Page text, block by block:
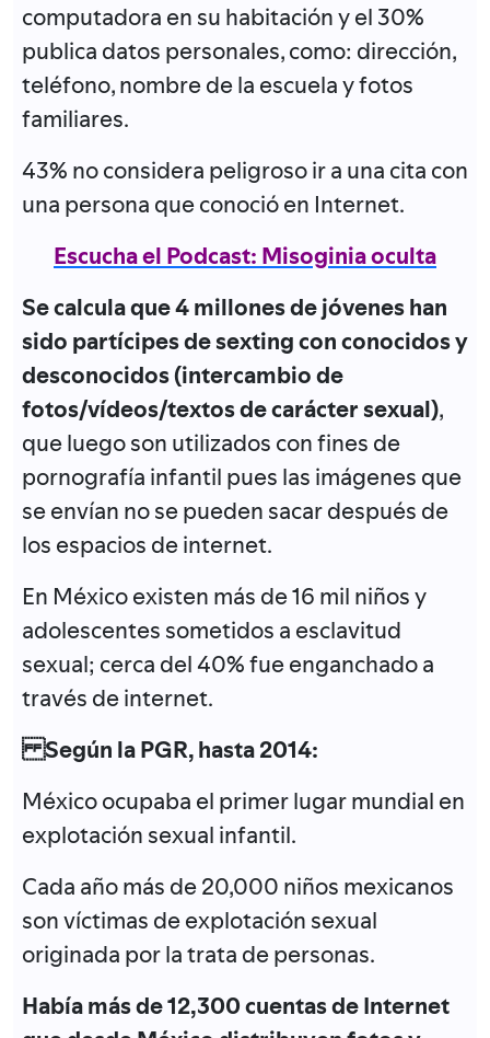
computadora en su habitación y el 30%
publica datos personales, como: dirección,
teléfono, nombre de la escuela y fotos
familiares.
43% no considera peligroso ir a una cita con
una persona que conoció en Internet.
Escucha el Podcast: Misoginia oculta
Se calcula que 4 millones de jóvenes han
sido partícipes de sexting con conocidos y
desconocidos (intercambio de
fotos/vídeos/textos de carácter sexual),
que luego son utilizados con fines de
pornografía infantil pues las imágenes que
se envían no se pueden sacar después de
los espacios de internet.
En México existen más de 16 mil niños y
adolescentes sometidos a esclavitud
sexual; cerca del 40% fue enganchado a
través de internet.
Según la PGR, hasta 2014:
México ocupaba el primer lugar mundial en
explotación sexual infantil.
Cada año más de 20,000 niños mexicanos
son víctimas de explotación sexual
originada por la trata de personas.
Había más de 12,300 cuentas de Internet